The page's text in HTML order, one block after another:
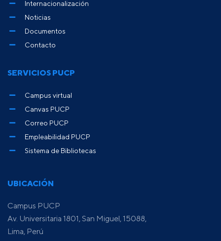
UBICACIÓN
Campus PUCP
Av. Universitaria 1801, San Miguel, 15088,
Lima, Perú
Internacionalización
Noticias
Documentos
Contacto
SERVICIOS PUCP
Campus virtual
Canvas PUCP
Correo PUCP
Empleabilidad PUCP
Sistema de Bibliotecas